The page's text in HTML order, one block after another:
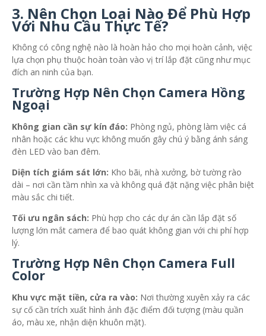
3. Nên Chọn Loại Nào Để Phù Hợp
Với Nhu Cầu Thực Tế?
Không có công nghệ nào là hoàn hảo cho mọi hoàn cảnh, việc
lựa chọn phụ thuộc hoàn toàn vào vị trí lắp đặt cũng như mục
đích an ninh của bạn.
Trường Hợp Nên Chọn Camera Hồng
Ngoại
Không gian cần sự kín đáo: Phòng ngủ, phòng làm việc cá
nhân hoặc các khu vực không muốn gây chú ý bằng ánh sáng
đèn LED vào ban đêm.
Diện tích giám sát lớn: Kho bãi, nhà xưởng, bờ tường rào
dài – nơi cần tầm nhìn xa và không quá đặt nặng việc phân biệt
màu sắc chi tiết.
Tối ưu ngân sách: Phù hợp cho các dự án cần lắp đặt số
lượng lớn mắt camera để bao quát không gian với chi phí hợp
lý.
Trường Hợp Nên Chọn Camera Full
Color
Khu vực mặt tiền, cửa ra vào: Nơi thường xuyên xảy ra các
sự cố cần trích xuất hình ảnh đặc điểm đối tượng (màu quần
áo, màu xe, nhận diện khuôn mặt).